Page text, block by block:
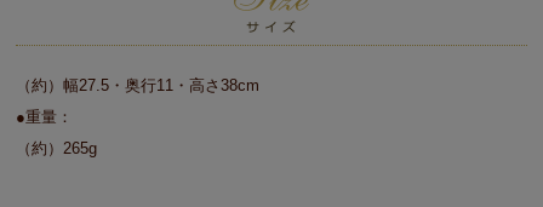
（約）幅27.5・奥行11・高さ38cm
●重量：
（約）265g